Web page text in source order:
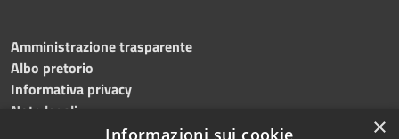
Amministrazione trasparente
Albo pretorio
Informativa privacy
Note legali
Dichiarazione di accessibilità
×
Informazioni sui cookie